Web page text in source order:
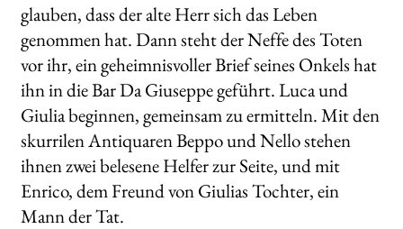
glauben, dass der alte Herr sich das Leben
genommen hat. Dann steht der Neffe des Toten
vor ihr, ein geheimnisvoller Brief seines Onkels hat
ihn in die Bar Da Giuseppe geführt. Luca und
Giulia beginnen, gemeinsam zu ermitteln. Mit den
skurrilen Antiquaren Beppo und Nello stehen
ihnen zwei belesene Helfer zur Seite, und mit
Enrico, dem Freund von Giulias Tochter, ein
Mann der Tat.